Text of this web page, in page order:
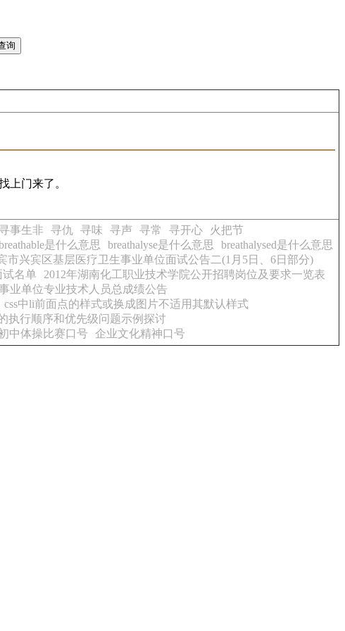
上门来了。
事生非 寻仇 寻味 寻声 寻常 寻开心
火把节
是什么意思 breathalyse是什么意思
breathalysed是什么意思
市兴宾区基层医疗卫生事业单位面试公告二(1月5日、6日部分)
名单
2012年湖南化工职业技术学院公开招聘岗位及要求一览表
业单位专业技术人员总成绩公告
css中li前面点的样式或换成图片不适用其默认样式
执行顺序和优先级问题示例探讨
中体操比赛口号 企业文化精神口号